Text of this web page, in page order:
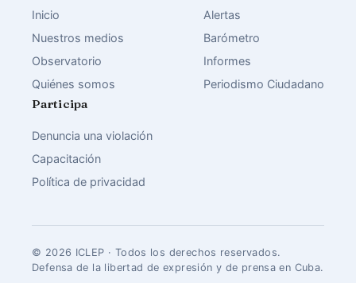
Inicio
Nuestros medios
Observatorio
Quiénes somos
Alertas
Barómetro
Informes
Periodismo Ciudadano
Participa
Denuncia una violación
Capacitación
Política de privacidad
© 2026 ICLEP · Todos los derechos reservados.
Defensa de la libertad de expresión y de prensa en Cuba.